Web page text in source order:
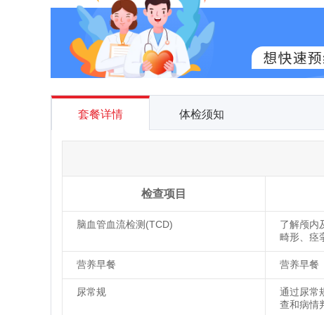
套餐详情 体检须知
检查项目
脑血管血流检测(TCD)
了解颅内
畸形、痉
营养早餐 营养早餐
尿常规
通过尿常
查和病情